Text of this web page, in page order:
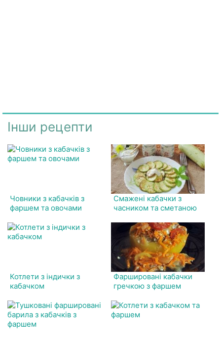
Інши рецепти
Човники з кабачків з
фаршем та овочами
Смажені кабачки з
часником та сметаною
Котлети з індички з
кабачком
Фаршировані кабачки
гречкою з фаршем